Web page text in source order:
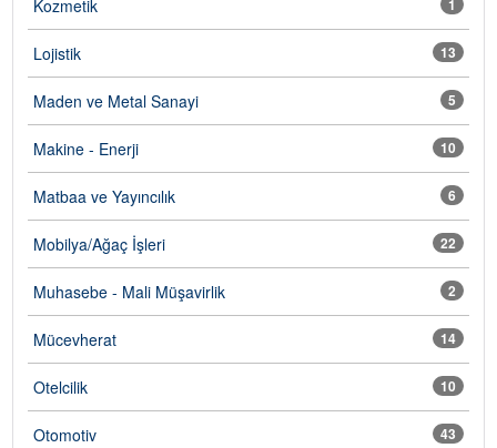
Kozmetik 1
Lojistik 13
Maden ve Metal Sanayi 5
Makine - Enerji 10
Matbaa ve Yayıncılık 6
Mobilya/Ağaç İşleri 22
Muhasebe - Mali Müşavirlik 2
Mücevherat 14
Otelcilik 10
Otomotiv 43